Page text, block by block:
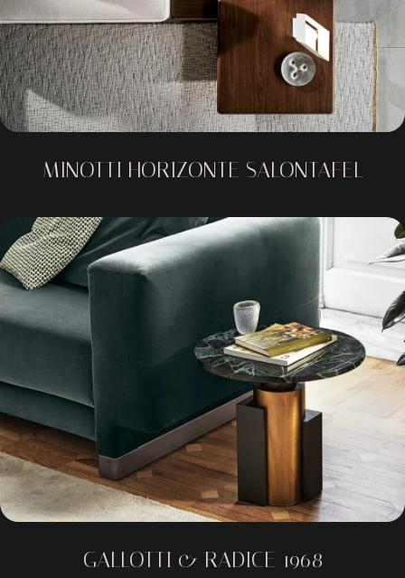
MINOTTI HORIZONTE SALONTAFEL
GALLOTTI & RADICE 1968